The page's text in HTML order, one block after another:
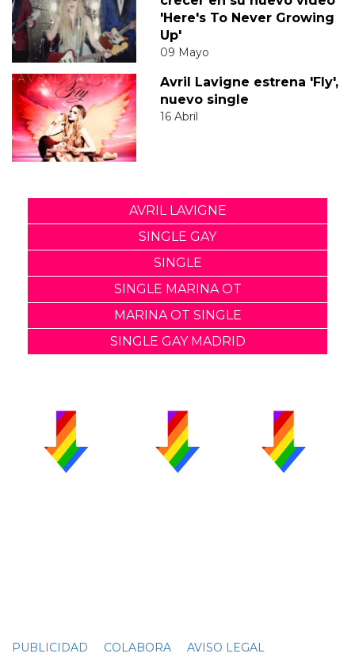
'Here's To Never Growing
Up'
09 Mayo
Avril Lavigne estrena 'Fly',
nuevo single
16 Abril
AVRIL LAVIGNE
SINGLE GAY
SINGLE
SINGLE MARINA OT
MARINA OT SINGLE
SINGLE GAY MADRID
PUBLICIDAD COLABORA AVISO LEGAL